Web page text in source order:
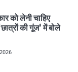
को लेनी चाहिए
की गूंज’ में बोले